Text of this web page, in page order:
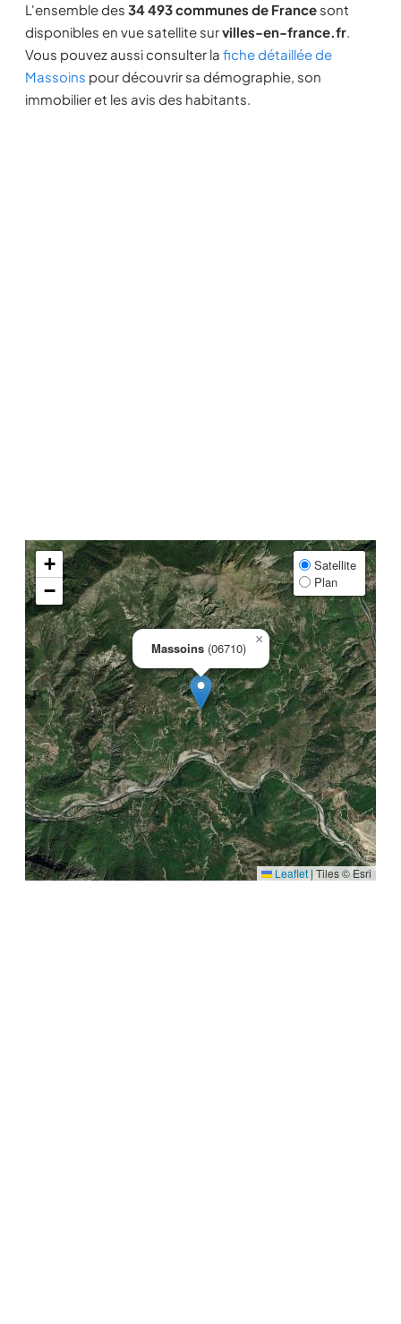
L'ensemble des 34 493 communes de France sont
disponibles en vue satellite survilles-en-france.fr.
Vous pouvez aussi consulter la fiche détaillée de
Massoins pour découvrir sa démographie, son
immobilier et les avis des habitants.
Massoins (06710)
×
+
−
Satellite
Plan
Leaflet | Tiles © Esri